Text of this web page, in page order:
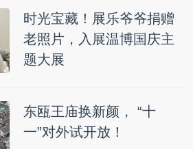
时光宝藏！展乐爷爷捐赠
老照片，入展温博国庆主
题大展
东瓯王庙换新颜， “十
一”对外试开放！